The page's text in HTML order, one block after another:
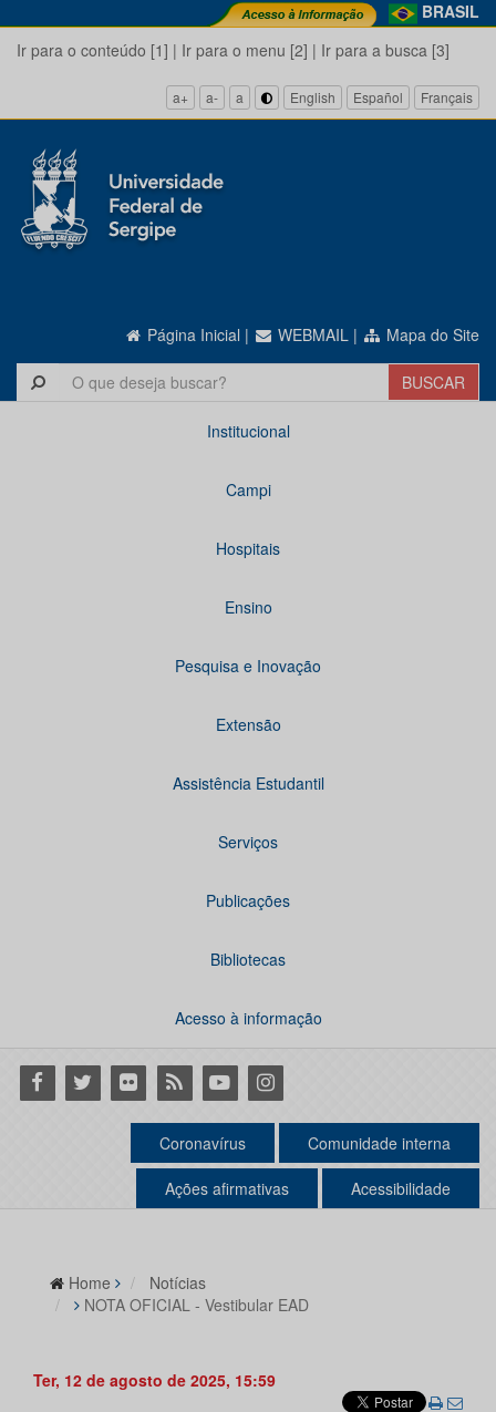
BRASIL
Ir para o conteúdo [1] | Ir para o menu [2] | Ir para a busca [3]
a+ a- a English Español Français
Página Inicial | WEBMAIL | Mapa do Site
Institucional
Campi
Hospitais
Ensino
Pesquisa e Inovação
Extensão
Assistência Estudantil
Serviços
Publicações
Bibliotecas
Acesso à informação
Facebook
Twitter Flickr RSS YoutubeInstagram
Coronavírus Comunidade interna
Ações afirmativas Acessibilidade
Home
Notícias
NOTA OFICIAL - Vestibular EAD
Ter, 12 de agosto de 2025, 15:59